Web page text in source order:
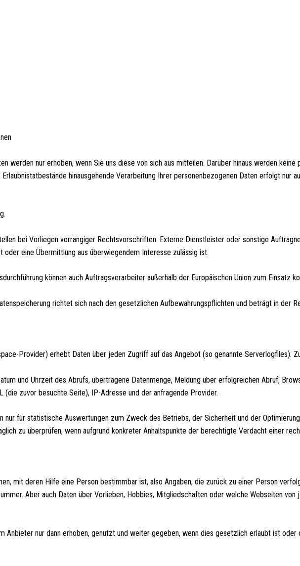
werden nur erhoben, wenn Sie uns diese von sich aus mitteilen. Darüber hinaus werden keine
hinausgehende Verarbeitung Ihrer personenbezogenen Daten erfolgt nur
bei Vorliegen vorrangiger Rechtsvorschriften. Externe Dienstleister oder sonstige
eine Übermittlung aus überwiegendem Interesse zulässig ist.
können auch Auftragsverarbeiter außerhalb der Europäischen Union zum Einsatz
richtet sich nach den gesetzlichen Aufbewahrungspflichten und beträgt in der
Provider) erhebt Daten über jeden Zugriff auf das Angebot (so genannte Serverlogfiles).
und Uhrzeit des Abrufs, übertragene Datenmenge, Meldung über erfolgreichen Abruf,
(die zuvor besuchte Seite), IP-Adresse und der anfragende Provider.
nur für statistische Auswertungen zum Zweck des Betriebs, der Sicherheit und der
zu überprüfen, wenn aufgrund konkreter Anhaltspunkte der berechtigte Verdacht einer
mit deren Hilfe eine Person bestimmbar ist, also Angaben, die zurück zu einer Person
Aber auch Daten über Vorlieben, Hobbies, Mitgliedschaften oder welche Webseiten von
Anbieter nur dann erhoben, genutzt und weiter gegeben, wenn dies gesetzlich erlaubt ist oder